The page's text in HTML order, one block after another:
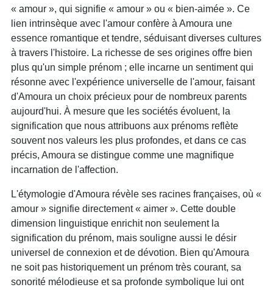
« amour », qui signifie « amour » ou « bien-aimée ». Ce
lien intrinsèque avec l'amour confère à Amoura une
essence romantique et tendre, séduisant diverses cultures
à travers l'histoire. La richesse de ses origines offre bien
plus qu'un simple prénom ; elle incarne un sentiment qui
résonne avec l'expérience universelle de l'amour, faisant
d'Amoura un choix précieux pour de nombreux parents
aujourd'hui. À mesure que les sociétés évoluent, la
signification que nous attribuons aux prénoms reflète
souvent nos valeurs les plus profondes, et dans ce cas
précis, Amoura se distingue comme une magnifique
incarnation de l'affection.
L'étymologie d'Amoura révèle ses racines françaises, où «
amour » signifie directement « aimer ». Cette double
dimension linguistique enrichit non seulement la
signification du prénom, mais souligne aussi le désir
universel de connexion et de dévotion. Bien qu'Amoura
ne soit pas historiquement un prénom très courant, sa
sonorité mélodieuse et sa profonde symbolique lui ont